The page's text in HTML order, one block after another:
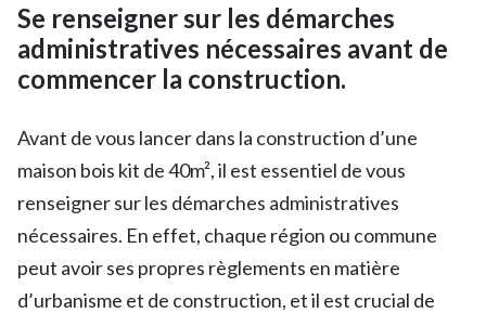
Se renseigner sur les démarches
administratives nécessaires avant de
commencer la construction.
Avant de vous lancer dans la construction d’une
maison bois kit de 40m², il est essentiel de vous
renseigner sur les démarches administratives
nécessaires. En effet, chaque région ou commune
peut avoir ses propres règlements en matière
d’urbanisme et de construction, et il est crucial de